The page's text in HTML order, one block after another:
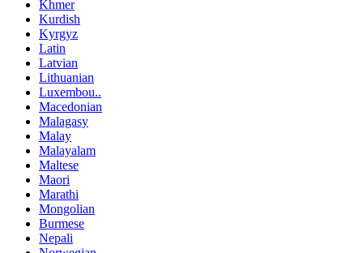
Khmer
Kurdish
Kyrgyz
Latin
Latvian
Lithuanian
Luxembou..
Macedonian
Malagasy
Malay
Malayalam
Maltese
Maori
Marathi
Mongolian
Burmese
Nepali